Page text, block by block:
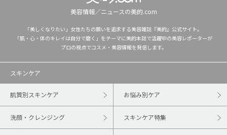
美容情報／ニュースの美的.com
「美しくなりたい」女性たちの願いを追求する美容雑誌『美的』公式サイト。
「肌・心・体のキレイは自分で磨く」をテーマに美的本誌で活躍中の美容レポーターが
プロの視点でコスメ・美容情報を発信します。
スキンケア
肌質別スキンケア お悩み別ケア
洗顔・クレンジング スキンケア特集